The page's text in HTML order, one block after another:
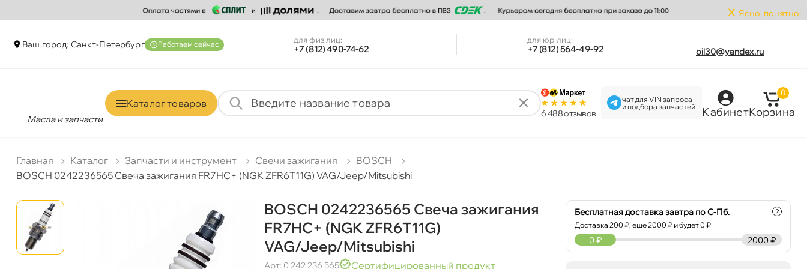
x Ясно, понятно!
аш город: Санкт-Петербур Работаем сейчас для физ.лиц:
+7 (812) 490-74-62
для юр.лиц:
+7 (812) 564-49-92 oil30@yandex.ru
Масла и запчасти
Каталог товаро
6 488 отзыво
чат для VIN запроса
и подбора запчастей
Кабинет
0
Корзина
Главная Катало Запчасти и инструмент Свечи зажигания
BOSCH
BOSCH 0242236565 Свеча зажигания FR7HC+ (NGK ZFR6T11G) VAG/Jeep/Mitsubishi
BOSCH 0242236565 Свеча зажигания
FR7HC+ (NGK ZFR6T11G)
VAG/Jeep/Mitsubishi
Арт: 0 242 236 565 Сертифицированный продукт
Бесплатная доставка завтра по С-Пб.
Доставка200 ₽, еще2000 ₽ и будет 0 ₽
?
2000 ₽
0 ₽